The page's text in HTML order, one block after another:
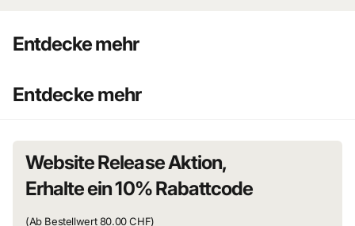
Entdecke mehr
Entdecke mehr
Website Release Aktion,
Erhalte ein 10% Rabattcode
(Ab Bestellwert 80.00 CHF)